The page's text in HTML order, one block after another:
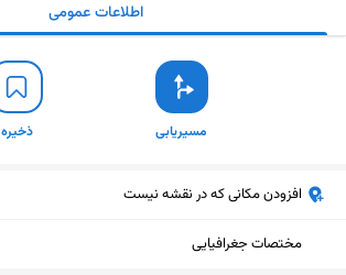
ذخیره ارسال
اطلاعات عمومی
مسیریابی ذخیره
افزودن مکانی که در نقشه نیست
مختصات جغرافیایی